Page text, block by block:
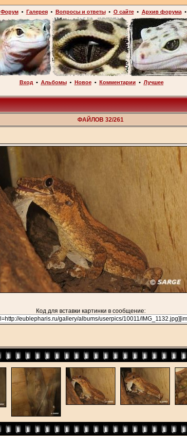
Форум• Галерея• Вопросы и ответы• О сайте• Архив форума•
Вход • Альбомы• Новое• Комментарии • Лучшее
ФАЙЛОВ 32/261
Код для вставки картинки в сообщение: